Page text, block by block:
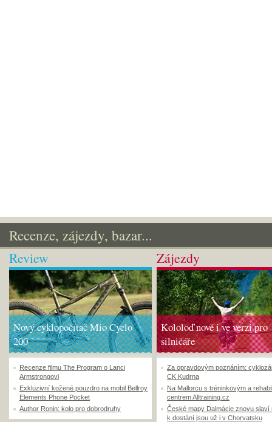
Recenze, zájezdy, bazar...
Review
Nový cyklopočítač Mio Cyclo
200
Recenze filmu The Program o Lanci
Armstrongovi
Exkluzivní kožené pouzdro na mobil Bellroy
Elements Phone Pocket
Author Ronin: kolo pro dobrodruhy
Zájezdy
Kololoď nově i ve verzi pro
silničáře
Za opravdovým poznáním:
CK Kudrna
Na Mallorcu s tréninkovým a
centrem Alltraining.cz
České mapy Dalmácie znovu slaví
k dostání jsou už i v Chorvatsku